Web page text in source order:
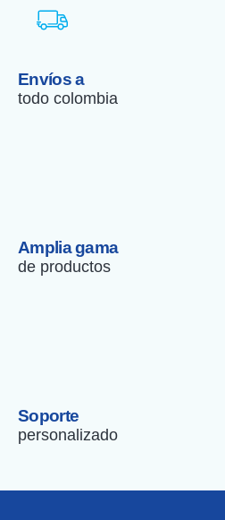
Envíos a
todo colombia
Amplia gama
de productos
Soporte
personalizado